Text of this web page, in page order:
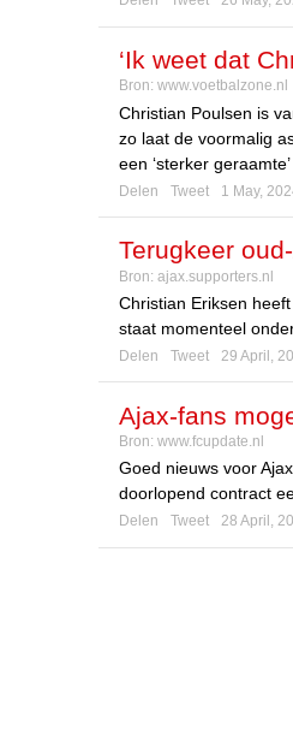
‘Ik weet dat
Bron: www.voetbalzone.nl
Christian Poulsen is
zo laat de voormalig
een ‘sterker
Delen Tweet 1 May,
Terugkeer
Bron: ajax.supporters.nl
Christian Eriksen
staat momenteel
Delen Tweet 29 April,
Ajax-fans
Bron: www.fcupdate.nl
Goed nieuws voor
doorlopend contract
Delen Tweet 28 April,